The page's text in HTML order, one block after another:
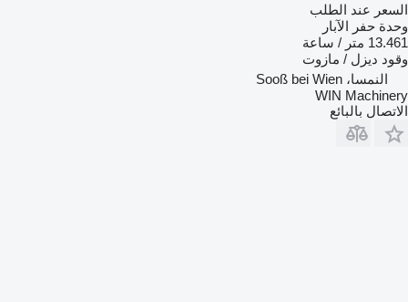
السعر عند الطلب
وحدة حفر الآبار
13.461 متر / ساعة
وقود ديزل / مازوت
النمسا، Sooß bei Wien
WIN Machinery
الاتصال بالبائع